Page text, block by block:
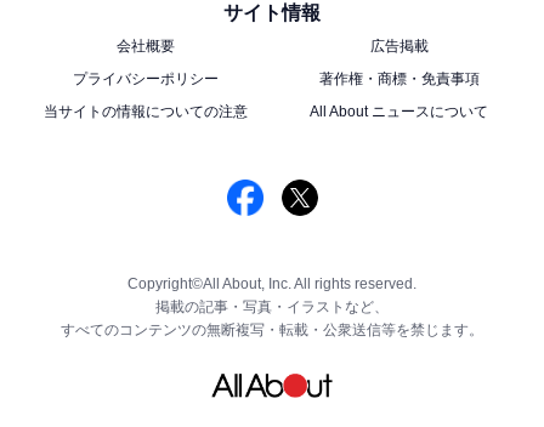
サイト情報
会社概要
広告掲載
プライバシーポリシー
著作権・商標・免責事項
当サイトの情報についての注意
All About ニュースについて
Copyright©All About, Inc. All rights reserved.
掲載の記事・写真・イラストなど、
すべてのコンテンツの無断複写・転載・公衆送信等を禁じます。